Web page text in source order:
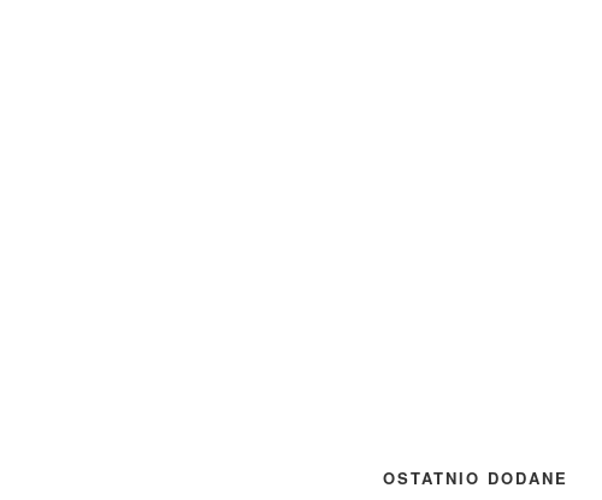
OSTATNIO DODANE